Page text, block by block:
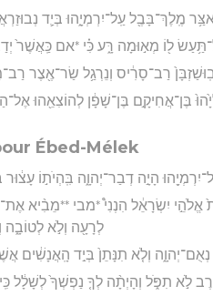
מֶֽלֶךְ־בָּבֶ֖ל עַֽל־יִרְמְיָ֑הוּ בְּיַ֛ד
ל֖וֹ מְא֣וּמָה רָּ֑ע כִּ֗י *אם כַּֽאֲשֶׁר֙
רַב־סָרִ֔יס וְנֵרְגַ֥ל שַׂר־אֶ֖צֶר
בֶּן־אֲחִיקָ֣ם בֶּן־שָׁפָ֔ן לְהוֹצִאֵ֖הוּ
Ébed-Mélek
הָיָ֣ה דְבַר־יְהוָ֑ה בִּֽהְיֹת֣וֹ
יִשְׂרָאֵ֔ל הִנְנִי֩ *מבי **מֵבִ֨יא
לְרָעָ֖ה וְלֹ֣א לְטוֹבָ֑ה
נְאֻם־יְהוָ֑ה וְלֹ֤א תִנָּתֵן֙ בְּיַ֣ד הָֽאֲנָשִׁ֔ים
לֹ֣א תִפֹּ֑ל וְהָיְתָ֨ה לְךָ֤ נַפְשְׁךָ֙ לְשָׁלָ֔ל